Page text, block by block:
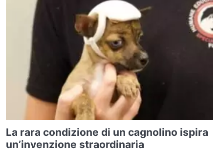
La rara condizione di un cagnolino ispira
un’invenzione straordinaria